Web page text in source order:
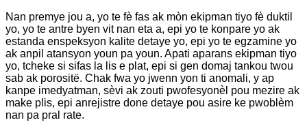
Nan premye jou a, yo te fè fas ak mòn ekipman tiyo fè duktil
yo, yo te antre byen vit nan eta a, epi yo te konpare yo ak
estanda enspeksyon kalite detaye yo, epi yo te egzamine yo
ak anpil atansyon youn pa youn. Apati aparans ekipman tiyo
yo, tcheke si sifas la lis e plat, epi si gen domaj tankou twou
sab ak porositë. Chak fwa yo jwenn yon ti anomali, y ap
kanpe imedyatman, sèvi ak zouti pwofesyonèl pou mezire ak
make plis, epi anrejistre done detaye pou asire ke pwoblèm
nan pa pral rate.